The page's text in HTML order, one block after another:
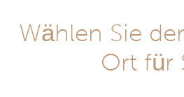
Wählen Sie
Ort für